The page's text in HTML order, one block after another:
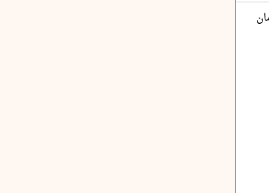
تومان